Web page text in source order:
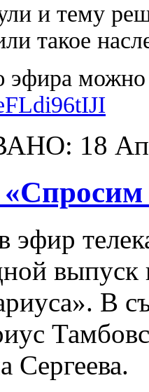
и тему
такое
можно
18
эфир
В
Сергеева.